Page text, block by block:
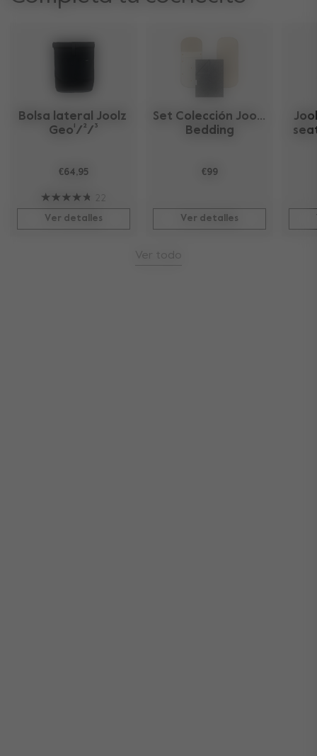
Bolsa lateral Joolz
Geo¹/²/³
€64,95
22
Ver detalles
Set Colección Joolz
Bedding
€99
Ver detalles